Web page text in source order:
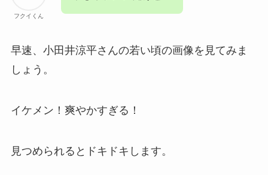
フクイくん
早速、小田井涼平さんの若い頃の画像を見てみま
しょう。
イケメン！爽やかすぎる！
見つめられるとドキドキします。